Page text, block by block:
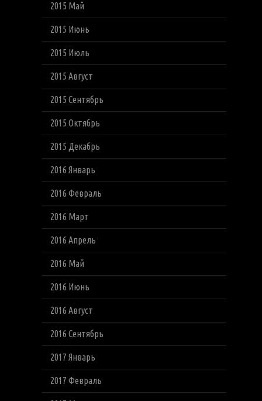
2015 Май
2015 Июнь
2015 Июль
2015 Август
2015 Сентябрь
2015 Октябрь
2015 Декабрь
2016 Январь
2016 Февраль
2016 Март
2016 Апрель
2016 Май
2016 Июнь
2016 Август
2016 Сентябрь
2017 Январь
2017 Февраль